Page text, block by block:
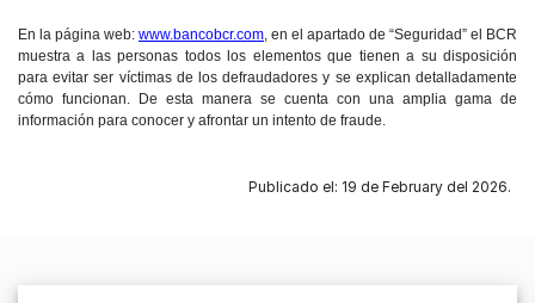
En la página web: www.bancobcr.com , en el apartado de “Seguridad” el BCR
muestra a las personas todos los elementos que tienen a su disposición
para evitar ser víctimas de los defraudadores y se explican detalladamente
cómo funcionan. De esta manera se cuenta con una amplia gama de
información para conocer y afrontar un intento de fraude.
Publicado el: 19 de February del 2026.